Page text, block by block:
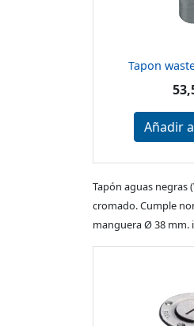
Tapon
Añadir
Tapón aguas negras
cromado. Cumple
manguera Ø 38 mm.